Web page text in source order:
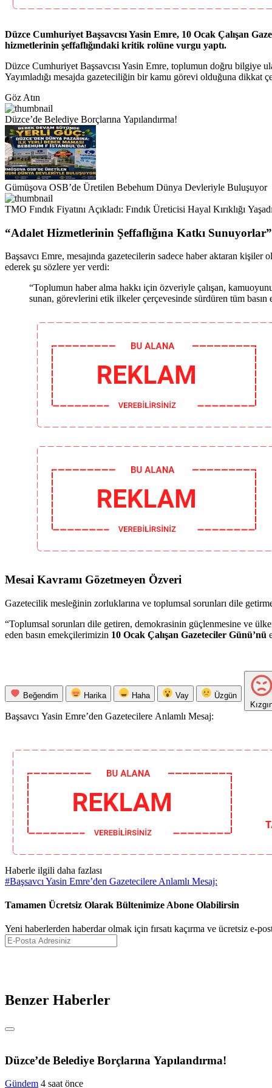
Düzce Cumhuriyet Başsavcısı Yasin Emre, 10 Ocak Çalışan
hizmetlerinin şeffaflığındaki kritik rolüne vurgu yaptı.
Düzce Cumhuriyet Başsavcısı Yasin Emre, toplumun doğru bilgiye
Yayımladığı mesajda gazeteciliğin bir kamu görevi olduğuna dikkat
Göz Atın
Düzce’de Belediye Borçlarına Yapılandırma!
Gümüşova OSB’de Üretilen Bebehum Dünya Devleriyle Buluşuyor
TMO Fındık Fiyatını Açıkladı: Fındık Üreticisi Hayal Kırıklığı
“Adalet Hizmetlerinin Şeffaflığına Katkı Sunuyorlar”
Başsavcı Emre, mesajında gazetecilerin sadece haber aktaran kişiler
ederek şu sözlere yer verdi:
“Toplumun haber alma hakkı için özveriyle çalışan,
sunan, görevlerini etik ilkeler çerçevesinde sürdüren tüm basın
Mesai Kavramı Gözetmeyen Özveri
Gazetecilik mesleğinin zorluklarına ve toplumsal sorunları dile
“Toplumsal sorunları dile getiren, demokrasinin güçlenmesine ve
eden basın emekçilerimizin 10 Ocak Çalışan Gazeteciler Günü’nü
Beğendim Harika Haha Vay
Üzgün
Başsavcı Yasin Emre’den Gazetecilere Anlamlı Mesaj:
Haberle ilgili daha fazlası
#Başsavcı Yasin Emre’den Gazetecilere Anlamlı Mesaj:
Tamamen Ücretsiz Olarak Bültenimize Abone Olabilirsin
Yeni haberlerden haberdar olmak için fırsatı kaçırma ve ücretsiz e-
Benzer Haberler
Düzce’de Belediye Borçlarına Yapılandırma!
Gündem 4 saat önce